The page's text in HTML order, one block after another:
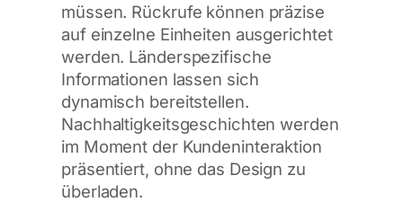
müssen. Rückrufe können präzise
auf einzelne Einheiten ausgerichtet
werden. Länderspezifische
Informationen lassen sich
dynamisch bereitstellen.
Nachhaltigkeitsgeschichten werden
im Moment der Kundeninteraktion
präsentiert, ohne das Design zu
überladen.